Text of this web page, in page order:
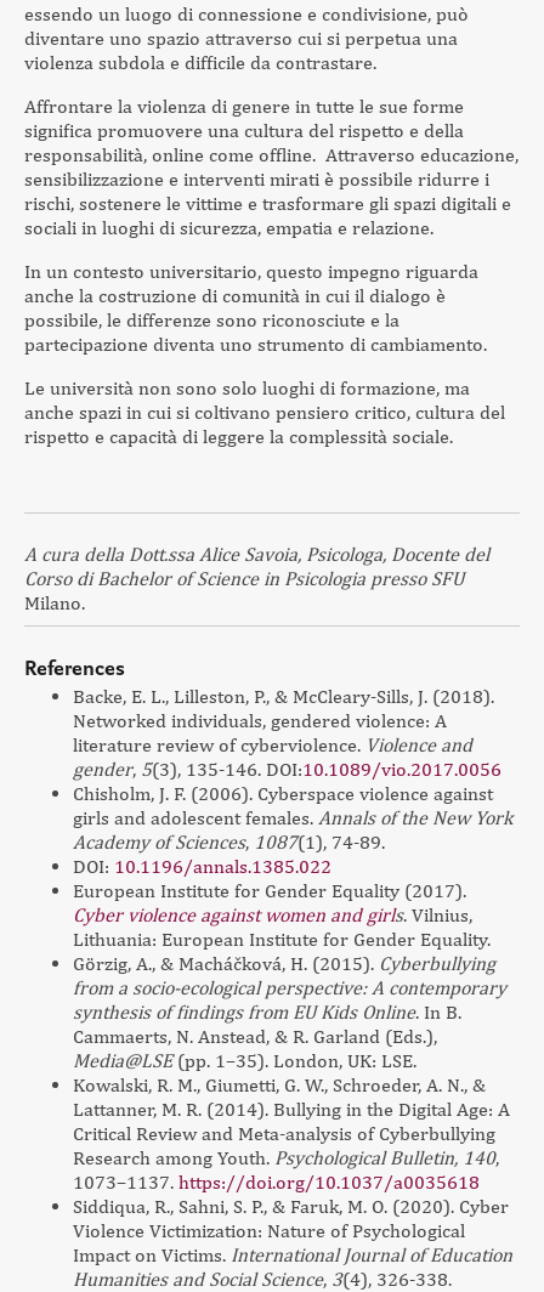
essendo un luogo di connessione e condivisione, può
diventare uno spazio attraverso cui si perpetua una
violenza subdola e difficile da contrastare.
Affrontare la violenza di genere in tutte le sue forme
significa promuovere una cultura del rispetto e della
responsabilità, online come offline. Attraverso educazione,
sensibilizzazione e interventi mirati è possibile ridurre i
rischi, sostenere le vittime e trasformare gli spazi digitali e
sociali in luoghi di sicurezza, empatia e relazione.
In un contesto universitario, questo impegno riguarda
anche la costruzione di comunità in cui il dialogo è
possibile, le differenze sono riconosciute e la
partecipazione diventa uno strumento di cambiamento.
Le università non sono solo luoghi di formazione, ma
anche spazi in cui si coltivano pensiero critico, cultura del
rispetto e capacità di leggere la complessità sociale.
A cura della Dott.ssa Alice Savoia, Psicologa, Docente del
Corso di Bachelor of Science in Psicologia presso SFU
Milano.
References
Backe, E. L., Lilleston, P., & McCleary-Sills, J. (2018).
Networked individuals, gendered violence: A
literature review of cyberviolence. Violence and
gender, 5(3), 135-146. DOI:10.1089/vio.2017.0056
Chisholm, J. F. (2006). Cyberspace violence against
girls and adolescent females. Annals of the New York
Academy of Sciences, 1087(1), 74-89.
DOI: 10.1196/annals.1385.022
European Institute for Gender Equality (2017).
Cyber violence against women and girls. Vilnius,
Lithuania: European Institute for Gender Equality.
Görzig, A., & Macháčková, H. (2015). Cyberbullying
from a socio-ecological perspective: A contemporary
synthesis of findings from EU Kids Online. In B.
Cammaerts, N. Anstead, & R. Garland (Eds.),
Media@LSE(pp. 1–35). London, UK: LSE.
Kowalski, R. M., Giumetti, G. W., Schroeder, A. N., &
Lattanner, M. R. (2014). Bullying in the Digital Age: A
Critical Review and Meta-analysis of Cyberbullying
Research among Youth. Psychological Bulletin, 140,
1073–1137. https://doi.org/10.1037/a0035618
Siddiqua, R., Sahni, S. P., & Faruk, M. O. (2020). Cyber
Violence Victimization: Nature of Psychological
Impact on Victims. International Journal of Education
Humanities and Social Science, 3(4), 326-338.